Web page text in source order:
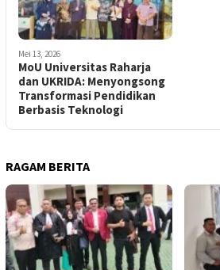
Mei 13, 2026
MoU Universitas Raharja
dan UKRIDA: Menyongsong
Transformasi Pendidikan
Berbasis Teknologi
RAGAM BERITA